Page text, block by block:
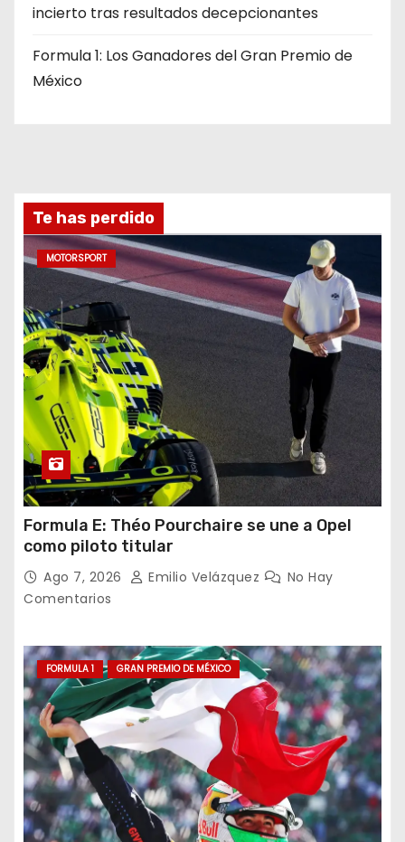
incierto tras resultados decepcionantes
Formula 1: Los Ganadores del Gran Premio de
México
Te has perdido
MOTORSPORT
Formula E: Théo Pourchaire se une a Opel
como piloto titular
Ago 7, 2026 Emilio Velázquez
No Hay
Comentarios
FORMULA 1 GRAN PREMIO DE MÉXICO